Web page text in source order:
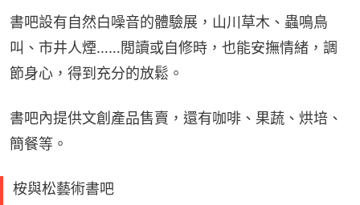
書吧設有自然白噪音的體驗展，山川草木、蟲鳴鳥
叫、市井人煙……閲讀或自修時，也能安撫情緒，調
節身心，得到充分的放鬆。
書吧內提供文創產品售賣，還有咖啡、果蔬、烘培、
簡餐等。
桉與松藝術書吧